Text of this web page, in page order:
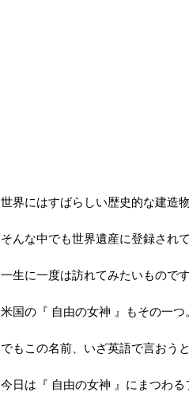
世界にはすばらしい歴史的な建造
そんな中でも世界遺産に登録され
一生に一度は訪れてみたいものです
米国の『 自由の女神 』もその一つ
でもこの名前、いざ英語で言おう
今日は『 自由の女神 』にまつわる